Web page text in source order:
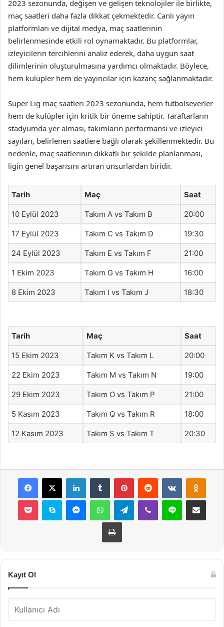
2023 sezonunda, değişen ve gelişen teknolojiler ile birlikte,
maç saatleri daha fazla dikkat çekmektedir. Canlı yayın
platformları ve dijital medya, maç saatlerinin
belirlenmesinde etkili rol oynamaktadır. Bu platformlar,
izleyicilerin tercihlerini analiz ederek, daha uygun saat
dilimlerinin oluşturulmasına yardımcı olmaktadır. Böylece,
hem kulüpler hem de yayıncılar için kazanç sağlanmaktadır.
Süper Lig maç saatleri 2023 sezonunda, hem futbolseverler
hem de kulüpler için kritik bir öneme sahiptir. Taraftarların
stadyumda yer alması, takımların performansı ve izleyici
sayıları, belirlenen saatlere bağlı olarak şekillenmektedir. Bu
nedenle, maç saatlerinin dikkatli bir şekilde planlanması,
ligin genel başarısını artıran unsurlardan biridir.
Tarih Maç Saat
10 Eylül 2023 Takım A vs Takım B 20:00
17 Eylül 2023 Takım C vs Takım D 19:30
24 Eylül 2023 Takım E vs Takım F 21:00
1 Ekim 2023 Takım G vs Takım H 16:00
8 Ekim 2023 Takım I vs Takım J 18:30
Tarih Maç Saat
15 Ekim 2023 Takım K vs Takım L 20:00
22 Ekim 2023 Takım M vs Takım N 19:00
29 Ekim 2023 Takım O vs Takım P 21:00
5 Kasım 2023 Takım Q vs Takım R 18:00
12 Kasım 2023 Takım S vs Takım T 20:30
Facebook
X LinkedInTumblr PinterestReddit VKontakte
Pocket Skype MessengerWhatsAppTelegramViber Line E-Posta ile
Yazdır
Kayıt Ol